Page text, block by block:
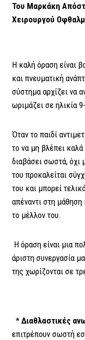
Του Μαρκάκη
Χειρουργού
Η καλή όραση είναι
και πνευματική
σύστημα αρχίζει να
ωριμάζει σε ηλικία
Όταν το παιδί
το να μη βλέπει
διαβάσει σωστά, όχι
του προκαλείται
του και μπορεί
απέναντι στη μάθηση
το μέλλον του.
Η όραση είναι μια
άριστη συνεργασία
της χωρίζονται σε
* Διαθλαστικές
επιτρέπουν σωστή